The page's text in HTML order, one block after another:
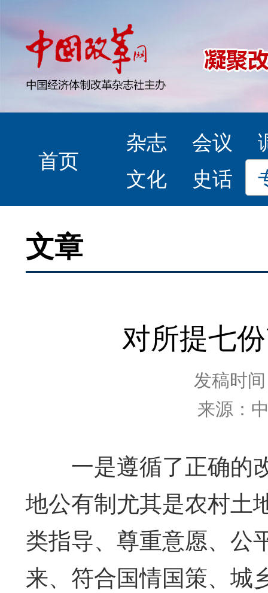
首页
杂志 会议
文化
史话
文章
对所提七
发稿时
来源：
一是遵循了正确的
地公有制尤其是农村土
类指导、尊重意愿、公
来、符合国情国策、城